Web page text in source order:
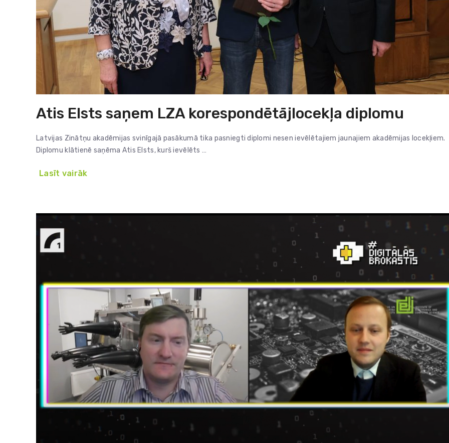
Atis Elsts saņem LZA korespondētājlocekļa diplomu
Latvijas Zinātņu akadēmijas svinīgajā pasākumā tika pasniegti diplomi nesen ievēlētajiem jaunajiem akadēmijas locekļiem.
Diplomu klātienē saņēma Atis Elsts, kurš ievēlēts …
Lasīt vairāk